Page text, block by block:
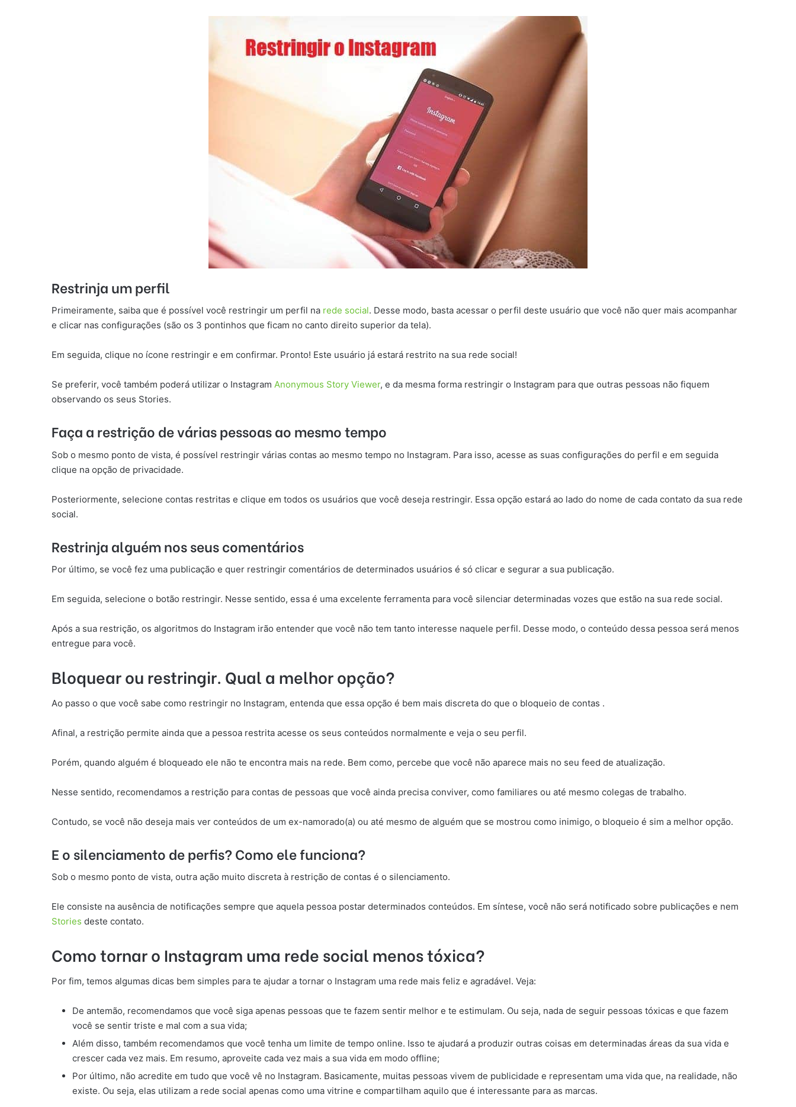
Restrinja um perfil
Primeiramente, saiba que é possível você restringir um perfil na rede social. Desse modo, basta acessar o perfil deste usuário que você não quer mais acompanhar
e clicar nas configurações (são os 3 pontinhos que ficam no canto direito superior da tela).
Em seguida, clique no ícone restringir e em confirmar. Pronto! Este usuário já estará restrito na sua rede social!
Se preferir, você também poderá utilizar o Instagram Anonymous Story Viewer, e da mesma forma restringir o Instagram para que outras pessoas não fiquem
observando os seus Stories.
Faça a restrição de várias pessoas ao mesmo tempo
Sob o mesmo ponto de vista, é possível restringir várias contas ao mesmo tempo no Instagram. Para isso, acesse as suas configurações do perfil e em seguida
clique na opção de privacidade.
Posteriormente, selecione contas restritas e clique em todos os usuários que você deseja restringir. Essa opção estará ao lado do nome de cada contato da sua rede
social.
Restrinja alguém nos seus comentários
Por último, se você fez uma publicação e quer restringir comentários de determinados usuários é só clicar e segurar a sua publicação.
Em seguida, selecione o botão restringir. Nesse sentido, essa é uma excelente ferramenta para você silenciar determinadas vozes que estão na sua rede social.
Após a sua restrição, os algoritmos do Instagram irão entender que você não tem tanto interesse naquele perfil. Desse modo, o conteúdo dessa pessoa será menos
entregue para você.
Bloquear ou restringir. Qual a melhor opção?
Ao passo o que você sabe como restringir no Instagram, entenda que essa opção é bem mais discreta do que o bloqueio de contas .
Afinal, a restrição permite ainda que a pessoa restrita acesse os seus conteúdos normalmente e veja o seu perfil.
Porém, quando alguém é bloqueado ele não te encontra mais na rede. Bem como, percebe que você não aparece mais no seu feed de atualização.
Nesse sentido, recomendamos a restrição para contas de pessoas que você ainda precisa conviver, como familiares ou até mesmo colegas de trabalho.
Contudo, se você não deseja mais ver conteúdos de um ex-namorado(a) ou até mesmo de alguém que se mostrou como inimigo, o bloqueio é sim a melhor opção.
E o silenciamento de perfis? Como ele funciona?
Sob o mesmo ponto de vista, outra ação muito discreta à restrição de contas é o silenciamento.
Ele consiste na ausência de notificações sempre que aquela pessoa postar determinados conteúdos. Em síntese, você não será notificado sobre publicações e nem
Stories deste contato.
Como tornar o Instagram uma rede social menos tóxica?
Por fim, temos algumas dicas bem simples para te ajudar a tornar o Instagram uma rede mais feliz e agradável. Veja:
De antemão, recomendamos que você siga apenas pessoas que te fazem sentir melhor e te estimulam. Ou seja, nada de seguir pessoas tóxicas e que fazem
você se sentir triste e mal com a sua vida;
Além disso, também recomendamos que você tenha um limite de tempo online. Isso te ajudará a produzir outras coisas em determinadas áreas da sua vida e
crescer cada vez mais. Em resumo, aproveite cada vez mais a sua vida em modo offline;
Por último, não acredite em tudo que você vê no Instagram. Basicamente, muitas pessoas vivem de publicidade e representam uma vida que, na realidade, não
existe. Ou seja, elas utilizam a rede social apenas como uma vitrine e compartilham aquilo que é interessante para as marcas.